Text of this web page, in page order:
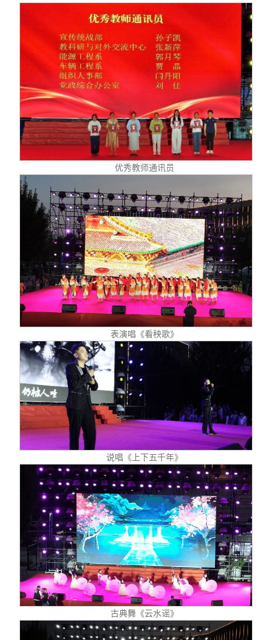
优秀教师通讯员
表演唱《看秧歌》
说唱《上下五千年》
古典舞《云水谣》